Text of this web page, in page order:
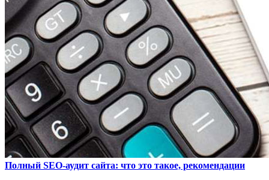
Полный SEO-аудит сайта: что это такое, рекомендации